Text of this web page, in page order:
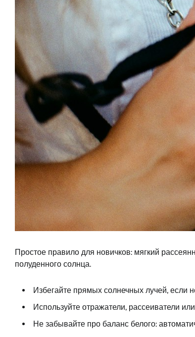
Простое правило для новичков: мягкий
полуденного солнца.
Избегайте прямых солнечных лучей, если
Используйте отражатели, рассеиватели
Не забывайте про баланс белого: